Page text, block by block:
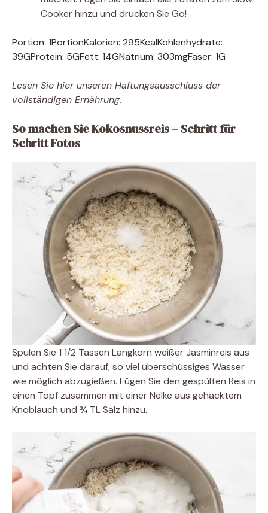
Cooker hinzu und drücken Sie Go!
Portion: 1PortionKalorien: 295KcalKohlenhydrate:
39GProtein: 5GFett: 14GNatrium: 303mgFaser: 1G
Lesen Sie hier unseren Haftungsausschluss der
vollständigen Ernährung.
So machen Sie Kokosnussreis – Schritt für
Schritt Fotos
Spülen Sie 1 1/2 Tassen Langkorn weißer Jasminreis aus
und achten Sie darauf, so viel überschüssiges Wasser
wie möglich abzugießen. Fügen Sie den gespülten Reis in
einen Topf zusammen mit einer Nelke aus gehacktem
Knoblauch und ¾ TL Salz hinzu.